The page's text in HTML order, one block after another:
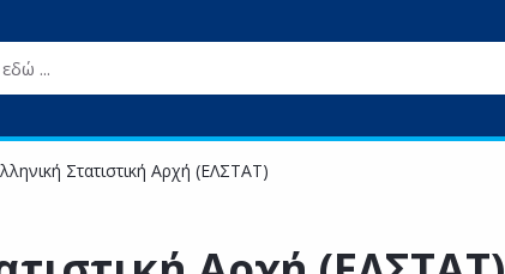
...
Στατιστική Αρχή (ΕΛΣΤΑΤ)